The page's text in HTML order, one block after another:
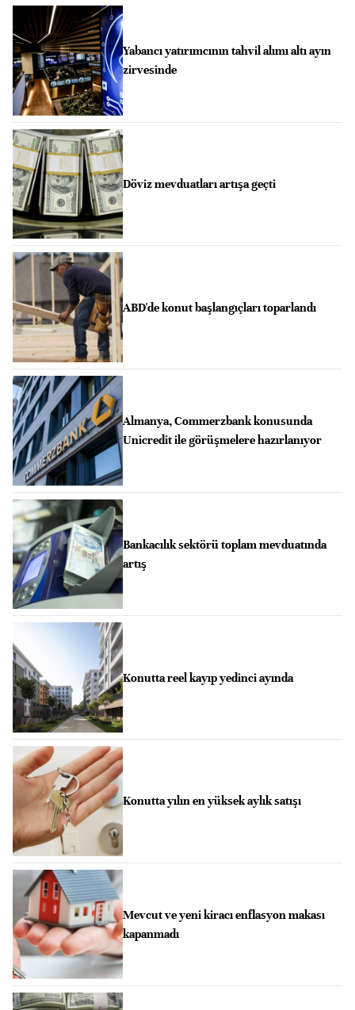
Yabancı yatırımcının tahvil alımı altı ayın
zirvesinde
Döviz mevduatları artışa geçti
ABD'de konut başlangıçları toparlandı
Almanya, Commerzbank konusunda
Unicredit ile görüşmelere hazırlanıyor
Bankacılık sektörü toplam mevduatında
artış
Konutta reel kayıp yedinci ayında
Konutta yılın en yüksek aylık satışı
Mevcut ve yeni kiracı enflasyon makası
kapanmadı